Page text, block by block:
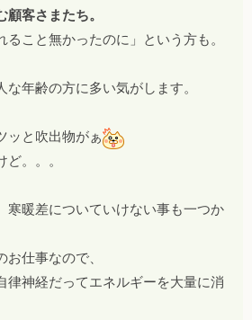
顧客さまたち。
ること無かったのに」という方も。
な年齢の方に多い気がします。
ッと吹出物がぁ
。。。
寒暖差についていけない事も一つか
仕事なので、
律神経だってエネルギーを大量に消